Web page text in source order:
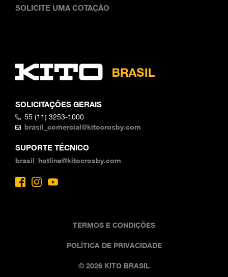
SOLICITAÇÕES GERAIS
55 (11) 3253-1000
brasil_comercial@kitocrosby.com
SUPORTE TÉCNICO
brasil_hotline@kitocrosby.com
SOLICITE UMA COTAÇÃO
© 2026 KITO BRASIL
TERMOS E CONDIÇÕES
POLÍTICA DE PRIVACIDADE